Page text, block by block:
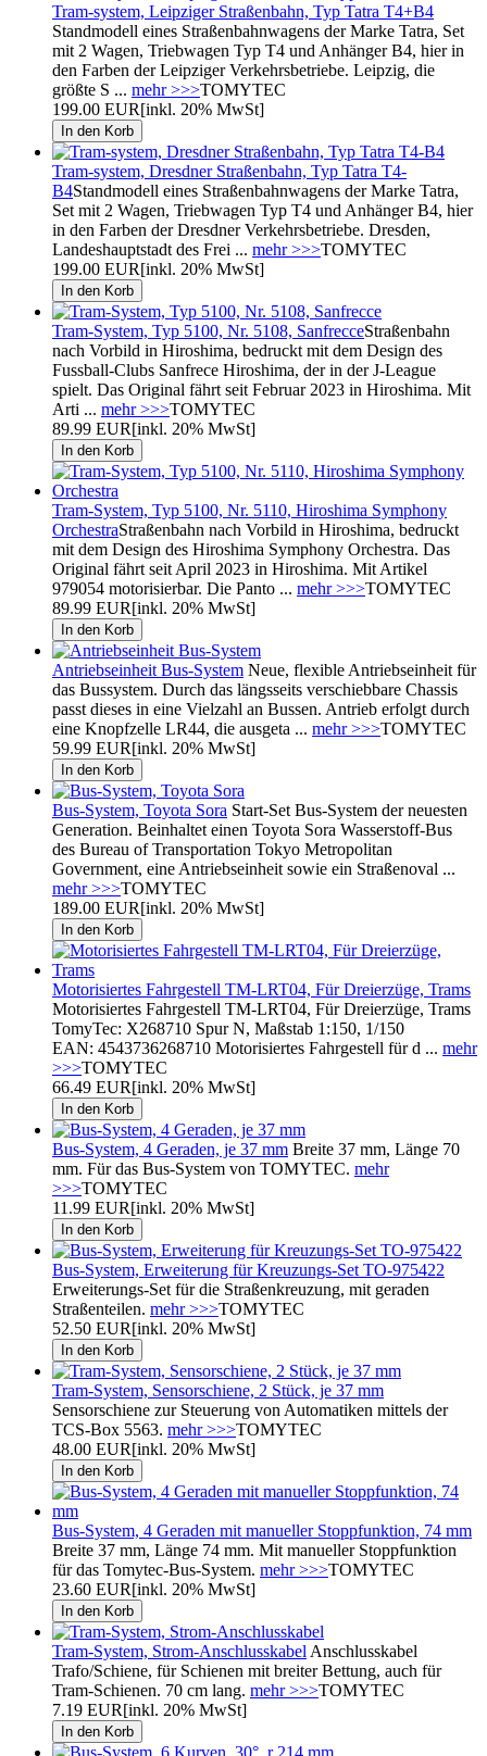
Tram-system, Leipziger Straßenbahn, Typ Tatra T4+B4
Standmodell eines Straßenbahnwagens der Marke Tatra, Set
mit 2 Wagen, Triebwagen Typ T4 und Anhänger B4, hier in
den Farben der Leipziger Verkehrsbetriebe. Leipzig, die
größte S ... mehr >>>TOMYTEC
199.00 EUR[inkl. 20% MwSt]
Tram-system, Dresdner Straßenbahn, Typ Tatra T4-
B4Standmodell eines Straßenbahnwagens der Marke Tatra,
Set mit 2 Wagen, Triebwagen Typ T4 und Anhänger B4, hier
in den Farben der Dresdner Verkehrsbetriebe. Dresden,
Landeshauptstadt des Frei ... mehr >>>TOMYTEC
199.00 EUR[inkl. 20% MwSt]
Tram-System, Typ 5100, Nr. 5108, SanfrecceStraßenbahn
nach Vorbild in Hiroshima, bedruckt mit dem Design des
Fussball-Clubs Sanfrece Hiroshima, der in der J-League
spielt. Das Original fährt seit Februar 2023 in Hiroshima. Mit
Arti ... mehr >>>TOMYTEC
89.99 EUR[inkl. 20% MwSt]
Tram-System, Typ 5100, Nr. 5110, Hiroshima Symphony
OrchestraStraßenbahn nach Vorbild in Hiroshima, bedruckt
mit dem Design des Hiroshima Symphony Orchestra. Das
Original fährt seit April 2023 in Hiroshima. Mit Artikel
979054 motorisierbar. Die Panto ... mehr >>>TOMYTEC
89.99 EUR[inkl. 20% MwSt]
Antriebseinheit Bus-System Neue, flexible Antriebseinheit für
das Bussystem. Durch das längsseits verschiebbare Chassis
passt dieses in eine Vielzahl an Bussen. Antrieb erfolgt durch
eine Knopfzelle LR44, die ausgeta ... mehr >>>TOMYTEC
59.99 EUR[inkl. 20% MwSt]
Bus-System, Toyota Sora Start-Set Bus-System der neuesten
Generation. Beinhaltet einen Toyota Sora Wasserstoff-Bus
des Bureau of Transportation Tokyo Metropolitan
Government, eine Antriebseinheit sowie ein Straßenoval ...
mehr >>>TOMYTEC
189.00 EUR[inkl. 20% MwSt]
Motorisiertes Fahrgestell TM-LRT04, Für Dreierzüge, Trams
Motorisiertes Fahrgestell TM-LRT04, Für Dreierzüge, Trams
TomyTec: X268710 Spur N, Maßstab 1:150, 1/150
EAN: 4543736268710 Motorisiertes Fahrgestell für d ... mehr
>>>TOMYTEC
66.49 EUR[inkl. 20% MwSt]
Bus-System, 4 Geraden, je 37 mm Breite 37 mm, Länge 70
mm. Für das Bus-System von TOMYTEC. mehr
>>>TOMYTEC
11.99 EUR[inkl. 20% MwSt]
Bus-System, Erweiterung für Kreuzungs-Set TO-975422
Erweiterungs-Set für die Straßenkreuzung, mit geraden
Straßenteilen. mehr >>>TOMYTEC
52.50 EUR[inkl. 20% MwSt]
Tram-System, Sensorschiene, 2 Stück, je 37 mm
Sensorschiene zur Steuerung von Automatiken mittels der
TCS-Box 5563. mehr >>>TOMYTEC
48.00 EUR[inkl. 20% MwSt]
Bus-System, 4 Geraden mit manueller Stoppfunktion, 74 mm
Breite 37 mm, Länge 74 mm. Mit manueller Stoppfunktion
für das Tomytec-Bus-System. mehr >>>TOMYTEC
23.60 EUR[inkl. 20% MwSt]
Tram-System, Strom-Anschlusskabel Anschlusskabel
Trafo/Schiene, für Schienen mit breiter Bettung, auch für
Tram-Schienen. 70 cm lang. mehr >>>TOMYTEC
7.19 EUR[inkl. 20% MwSt]